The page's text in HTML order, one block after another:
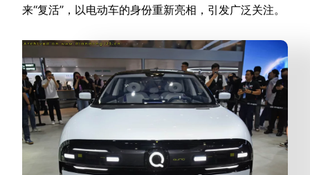
来“复活”，以电动车的身份重新亮相，引发广泛关注。